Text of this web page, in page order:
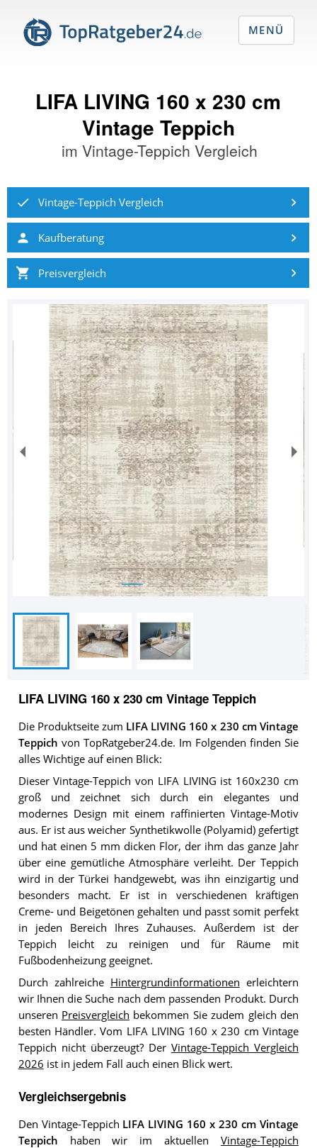
LIFA LIVING 160 x 230 cm
Vintage Teppich
imVintage-Teppich Vergleich
Vintage-Teppich Vergleich
Kaufberatung
Preisvergleich
LIFA LIVING 160 x 230 cm Vintage Teppich
Die Produktseite zum LIFA LIVING 160 x 230 cm Vintage
Teppich von TopRatgeber24.de. Im Folgenden finden Sie
alles Wichtige auf einen Blick:
Dieser Vintage-Teppich von LIFA LIVING ist 160x230 cm
groß und zeichnet sich durch ein elegantes und
modernes Design mit einem raffinierten Vintage-Motiv
aus. Er ist aus weicher Synthetikwolle (Polyamid) gefertigt
und hat einen 5 mm dicken Flor, der ihm das ganze Jahr
über eine gemütliche Atmosphäre verleiht. Der Teppich
wird in der Türkei handgewebt, was ihn einzigartig und
besonders macht. Er ist in verschiedenen kräftigen
Creme- und Beigetönen gehalten und passt somit perfekt
in jeden Bereich Ihres Zuhauses. Außerdem ist der
Teppich leicht zu reinigen und für Räume mit
Fußbodenheizung geeignet.
Durch zahlreiche Hintergrundinformationen erleichtern
wir Ihnen die Suche nach dem passenden Produkt. Durch
unseren Preisvergleich bekommen Sie zudem gleich den
besten Händler. Vom LIFA LIVING 160 x 230 cm Vintage
Teppich nicht überzeugt? Der Vintage-Teppich Vergleich
2026 ist in jedem Fall auch einen Blick wert.
Vergleichsergebnis
Den Vintage-Teppich LIFA LIVING 160 x 230 cm Vintage
Teppich haben wir im aktuellen Vintage-Teppich
MENÜ